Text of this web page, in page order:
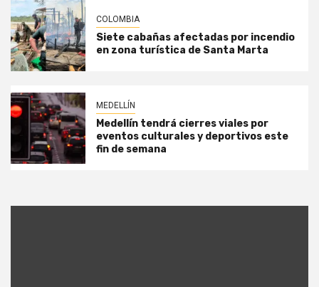
COLOMBIA
Siete cabañas afectadas por incendio
en zona turística de Santa Marta
MEDELLÍN
Medellín tendrá cierres viales por
eventos culturales y deportivos este
fin de semana